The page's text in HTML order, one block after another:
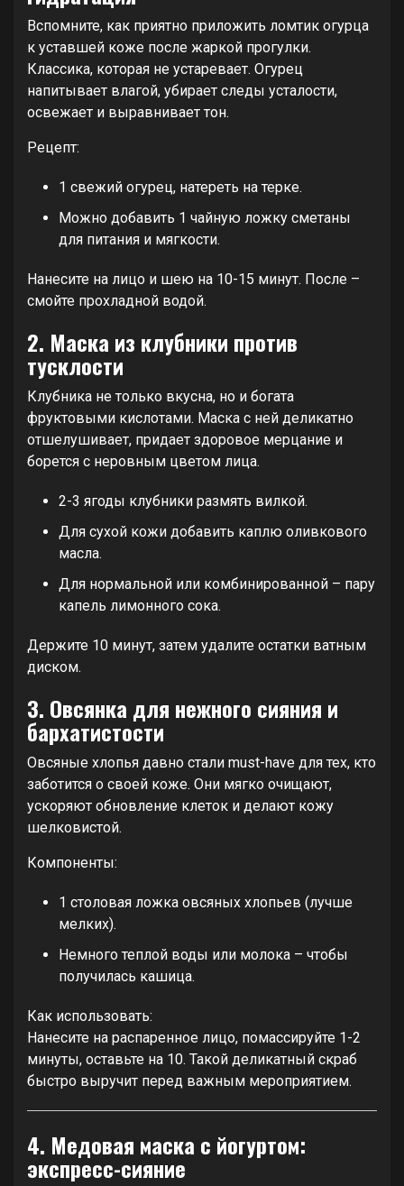
Вспомните, как приятно приложить ломтик огурца
к уставшей коже после жаркой прогулки.
Классика, которая не устаревает. Огурец
напитывает влагой, убирает следы усталости,
освежает и выравнивает тон.
Рецепт:
1 свежий огурец, натереть на терке.
Можно добавить 1 чайную ложку сметаны
для питания и мягкости.
Нанесите на лицо и шею на 10-15 минут. После –
смойте прохладной водой.
2. Маска из клубники против
тусклости
Клубника не только вкусна, но и богата
фруктовыми кислотами. Маска с ней деликатно
отшелушивает, придает здоровое мерцание и
борется с неровным цветом лица.
2-3 ягоды клубники размять вилкой.
Для сухой кожи добавить каплю оливкового
масла.
Для нормальной или комбинированной – пару
капель лимонного сока.
Держите 10 минут, затем удалите остатки ватным
диском.
3. Овсянка для нежного сияния и
бархатистости
Овсяные хлопья давно стали must-have для тех, кто
заботится о своей коже. Они мягко очищают,
ускоряют обновление клеток и делают кожу
шелковистой.
Компоненты:
1 столовая ложка овсяных хлопьев (лучше
мелких).
Немного теплой воды или молока – чтобы
получилась кашица.
Как использовать:
Нанесите на распаренное лицо, помассируйте 1-2
минуты, оставьте на 10. Такой деликатный скраб
быстро выручит перед важным мероприятием.
4. Медовая маска с йогуртом:
экспресс-сияние